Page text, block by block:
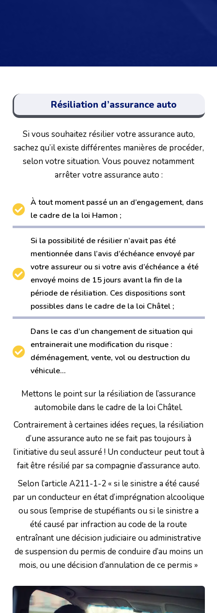
Résiliation d’assurance auto
Si vous souhaitez résilier votre assurance auto,
sachez qu’il existe différentes manières de procéder,
selon votre situation. Vous pouvez notamment
arrêter votre assurance auto :
À tout moment passé un an d’engagement, dans
le cadre de la loi Hamon ;
Si la possibilité de résilier n’avait pas été
mentionnée dans l’avis d’échéance envoyé par
votre assureur ou si votre avis d’échéance a été
envoyé moins de 15 jours avant la fin de la
période de résiliation. Ces dispositions sont
possibles dans le cadre de la loi Châtel ;
Dans le cas d’un changement de situation qui
entrainerait une modification du risque :
déménagement, vente, vol ou destruction du
véhicule…
Mettons le point sur la résiliation de l’assurance
automobile dans le cadre de la loi Châtel.
Contrairement à certaines idées reçues, la résiliation
d’une assurance auto ne se fait pas toujours à
l’initiative du seul assuré ! Un conducteur peut tout à
fait être résilié par sa compagnie d’assurance auto.
Selon l’article A211-1-2 « si le sinistre a été causé
par un conducteur en état d’imprégnation alcoolique
ou sous l’emprise de stupéfiants ou si le sinistre a
été causé par infraction au code de la route
entraînant une décision judiciaire ou administrative
de suspension du permis de conduire d’au moins un
mois, ou une décision d’annulation de ce permis »